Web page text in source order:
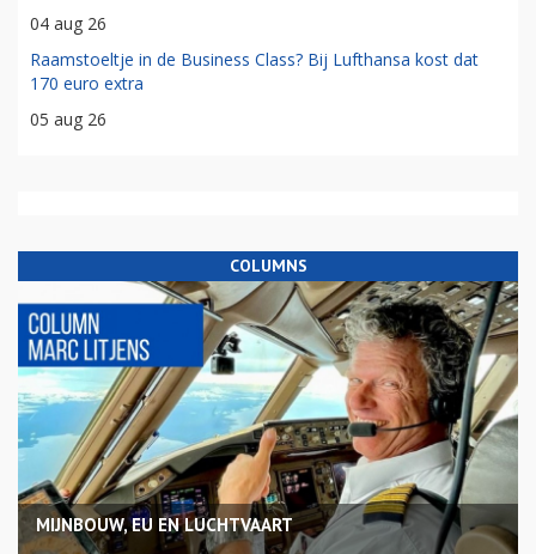
04 aug 26
Raamstoeltje in de Business Class? Bij Lufthansa kost dat
170 euro extra
05 aug 26
COLUMNS
MIJNBOUW, EU EN LUCHTVAART